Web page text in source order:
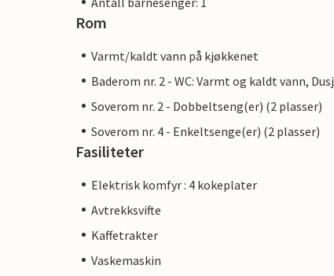
Rom
Varmt/kaldt vann på kjøkkenet
Baderom nr. 2 - WC: Varmt og kaldt vann, Dusj
Soverom nr. 2 - Dobbeltseng(er) (2 plasser)
Soverom nr. 4 - Enkeltsenge(er) (2 plasser)
Fasiliteter
Elektrisk komfyr : 4 kokeplater
Avtrekksvifte
Kaffetrakter
Vaskemaskin